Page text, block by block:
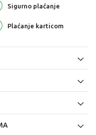
Sigurno plaćanje
Plaćanje karticom